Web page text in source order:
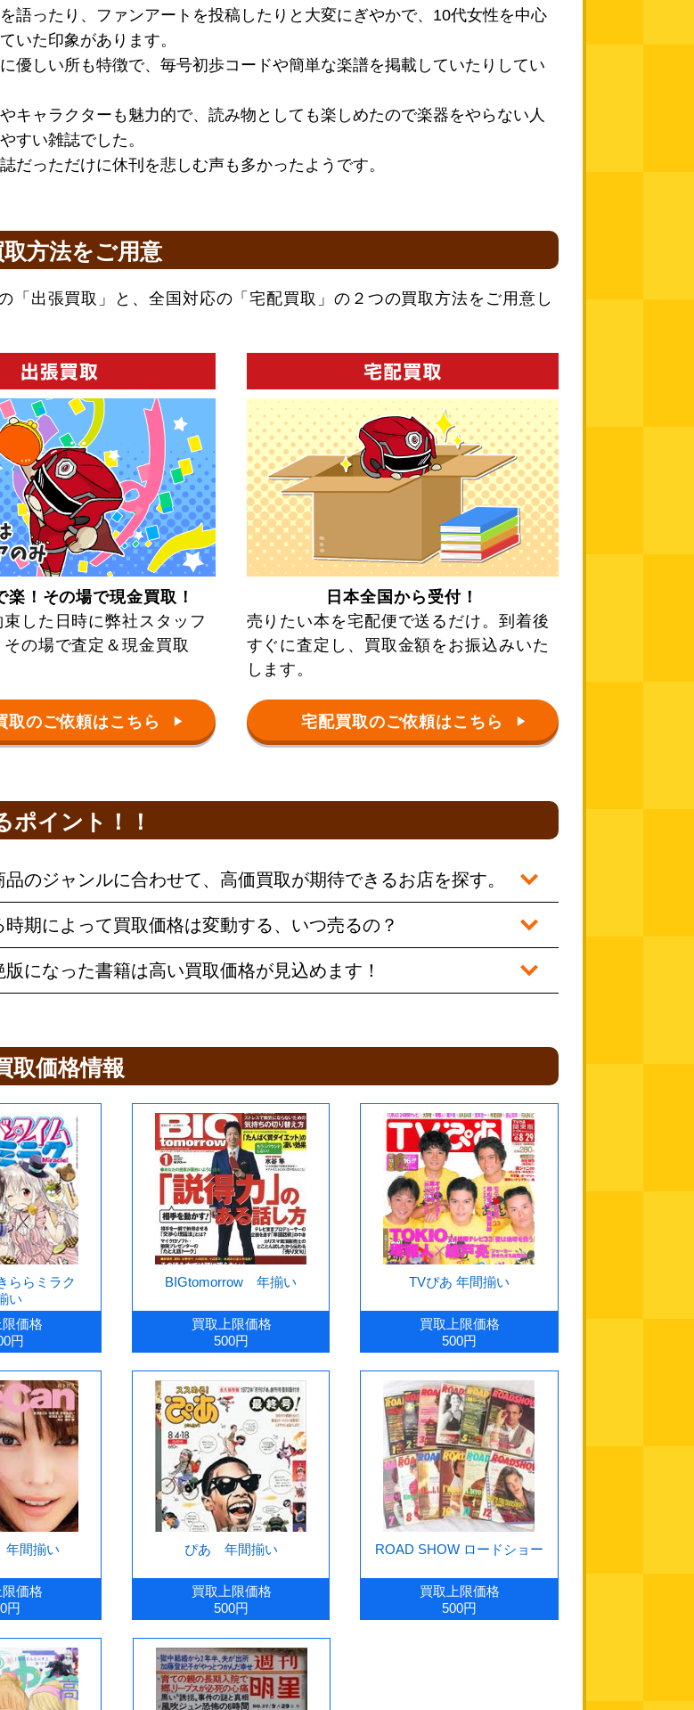
語ったり、ファンアートを投稿したりと大変にぎやかで、10代女性を中心
いた印象があります。
優しい所も特徴で、毎号初歩コードや簡単な楽譜を掲載していたりしてい
キャラクターも魅力的で、読み物としても楽しめたので楽器をやらない人
すい雑誌でした。
だっただけに休刊を悲しむ声も多かったようです。
方法をご用意
「出張買取」と、全国対応の「宅配買取」の２つの買取方法をご用意し
楽！その場で現金買取！
した日時に弊社スタッフ
の場で査定＆現金買取
取のご依頼はこちら ▶
日本全国から受付！
売りたい本を宅配便で送るだけ。到着後
すぐに査定し、買取金額をお振込みいた
します。
宅配買取のご依頼はこちら ▶
ポイント！！
のジャンルに合わせて、高価買取が期待できるお店を探す。
時期によって買取価格は変動する、いつ売るの？
になった書籍は高い買取価格が見込めます！
取価格情報
ららミラク
い
価格
円
BIGtomorrow 年揃い
買取上限価格
500円
TVぴあ 年間揃い
買取上限価格
500円
間揃い
価格
円
ぴあ 年間揃い
買取上限価格
500円
ROAD SHOW ロードショー
買取上限価格
500円